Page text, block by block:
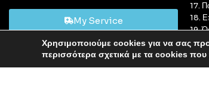
Αυτό είναι ένα δοκιμαστικό κατάστημα για
My Service
17.
18.
19.
20.
© Most Media 2011 - 2025, All rights reserved
Χρησιμοποιούμε cookies για να σας
περισσότερα σχετικά με τα cookies